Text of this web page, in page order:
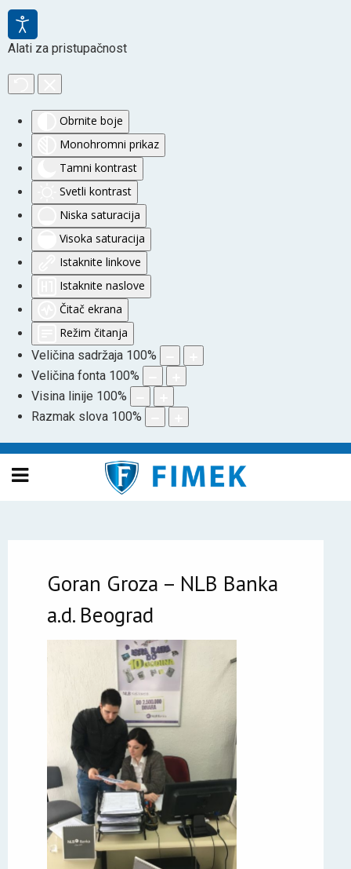
Alati za pristupačnost
Obrnite boje
Monohromni prikaz
Tamni kontrast
Svetli kontrast
Niska saturacija
Visoka saturacija
Istaknite linkove
Istaknite naslove
Čitač ekrana
Režim čitanja
Veličina sadržaja 100%
Veličina fonta 100%
Visina linije 100%
Razmak slova 100%
Goran Groza – NLB Banka
a.d. Beograd